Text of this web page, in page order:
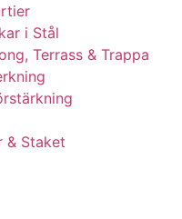
i Stål
Terrass & Trappa
& Staket